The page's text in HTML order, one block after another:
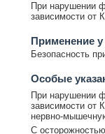
При нарушении
зависимости от
Применение у
Безопасность
Особые
При нарушении
зависимости от
нервно-
С